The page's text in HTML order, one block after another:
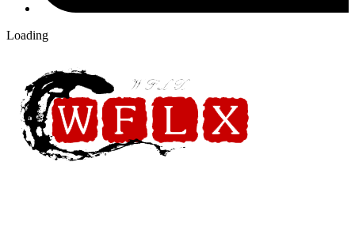
Loading